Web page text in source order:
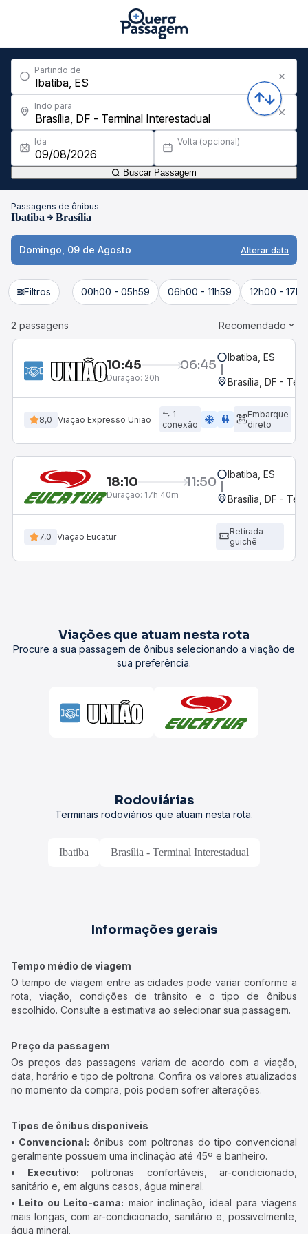
Partindo de
Indo para
Ida Volta (opcional)
Buscar Passagem
Passagens de ônibus
Ibatiba Brasília
Domingo, 09 de Agosto Alterar data
Filtros 00h00 - 05h59 06h00 - 11h59 12h00 -
2 passagens Recomendado
10:45 06:45
Duração: 20h
Ibatiba, ES
Brasília, DF -
8,0 Viação Expresso União
1
conexão
ac_unit wc
Embarque
direto
18:10 11:50
Duração: 17h 40m
Ibatiba, ES
Brasília, DF -
7,0 Viação Eucatur
Retirada
guichê
Viações que atuam nesta rota
Procure a sua passagem de ônibus selecionando a viação de
sua preferência.
Rodoviárias
Terminais rodoviários que atuam nesta rota.
Ibatiba Brasília - Terminal Interestadual
Informações gerais
Tempo médio de viagem
O tempo de viagem entre as cidades pode variar conforme a
rota, viação, condições de trânsito e o tipo de ônibus
escolhido. Consulte a estimativa ao selecionar sua passagem.
Preço da passagem
Os preços das passagens variam de acordo com a viação,
data, horário e tipo de poltrona. Confira os valores atualizados
no momento da compra, pois podem sofrer alterações.
Tipos de ônibus disponíveis
• Convencional: ônibus com poltronas do tipo convencional
geralmente possuem uma inclinação até 45º e banheiro.
• Executivo: poltronas confortáveis, ar-condicionado,
sanitário e, em alguns casos, água mineral.
• Leito ou Leito-cama: maior inclinação, ideal para viagens
mais longas, com ar-condicionado, sanitário e, possivelmente,
água mineral.